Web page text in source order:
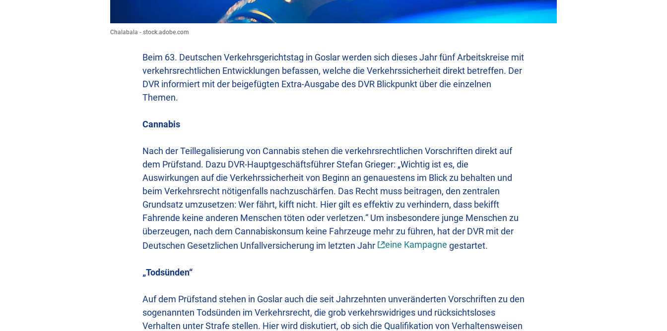
Chalabala - stock.adobe.com
Beim 63. Deutschen Verkehrsgerichtstag in Goslar werden sich dieses Jahr fünf Arbeitskreise mit
verkehrsrechtlichen Entwicklungen befassen, welche die Verkehrssicherheit direkt betreffen. Der
DVR informiert mit der beigefügten Extra-Ausgabe des DVR Blickpunkt über die einzelnen
Themen.
Cannabis
Nach der Teillegalisierung von Cannabis stehen die verkehrsrechtlichen Vorschriften direkt auf
dem Prüfstand. Dazu DVR-Hauptgeschäftsführer Stefan Grieger: „Wichtig ist es, die
Auswirkungen auf die Verkehrssicherheit von Beginn an genauestens im Blick zu behalten und
beim Verkehrsrecht nötigenfalls nachzuschärfen. Das Recht muss beitragen, den zentralen
Grundsatz umzusetzen: Wer fährt, kifft nicht. Hier gilt es effektiv zu verhindern, dass bekifft
Fahrende keine anderen Menschen töten oder verletzen.“ Um insbesondere junge Menschen zu
überzeugen, nach dem Cannabiskonsum keine Fahrzeuge mehr zu führen, hat der DVR mit der
Deutschen Gesetzlichen Unfallversicherung im letzten Jahr
eine Kampagne gestartet.
„Todsünden“
Auf dem Prüfstand stehen in Goslar auch die seit Jahrzehnten unveränderten Vorschriften zu den
sogenannten Todsünden im Verkehrsrecht, die grob verkehrswidriges und rücksichtsloses
Verhalten unter Strafe stellen. Hier wird diskutiert, ob sich die Qualifikation von Verhaltensweisen